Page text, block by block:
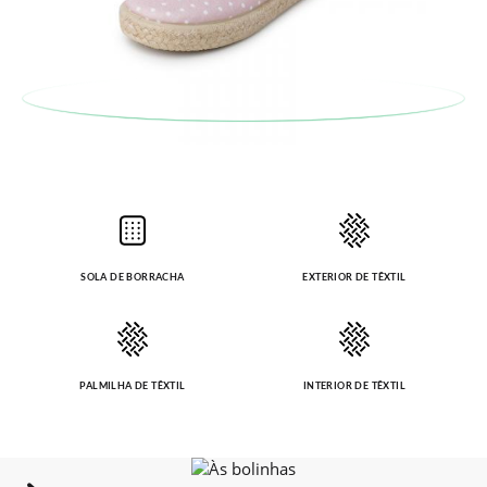
também será gratuita. Não tem que se preocupar com nada.
Pode fazer o pedido através da mesma secção do parágrafo
anterior e encarregar-nos-emos de lhe enviar um estafeta
para que recolha o sapato que devolve.
SOLA DE BORRACHA EXTERIOR DE TÊXTIL
PALMILHA DE TÊXTIL INTERIOR DE TÊXTIL